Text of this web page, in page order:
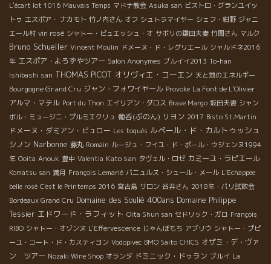
L'écart lot 1016 Mauvais Temps マドナ教会 Asuka san ビストロ・グランユイッ
トゥ エスポア・ ナカモト 竹ノ内さん オフ シュトラマイヤー シェフ・紺野 ジャニ
エール村 vin rosé シャトー・ピュエッシュ・オ サボリの鎌田夫妻 竹間さん マルク
Bruno Schueller Vincent Moulin ドメーヌ・ド・レグリエール シャルドネ2016
年 エスポア・よろずやツアー Salon Anonymes ブルイイ2013 To-han
Ishibashi san THOMAS PICOT オリヴィエ・コーエン 天と地のエネルギー
Bourgogne Grand Cru ジャン・フォワイヤール Provoke La Font de L'Olivier
アルマ・マテル Port du Thon エイリアン・ダロス Brave Margo 坂田夫妻 シャン
ボル・ミュージニ・プルミエクリュ 葡呑(ぶのん) リヨン 2017 Bisto St.Martin
ドメーヌ・ダミアン・ビュロー Les toqués ルペール・ド・カルトゥッシュ
シノン Narbonne 藤丸 Romain ルージュ・フイユ・ド・ポール・ウジェンヌ1994
年 Ooita Anouk 豊中 Valentia Kato san タヴェル・ロゼ カミーユ・ラピエール
Komatsu san 満月 François Lemarié バニュルス・シュール・メール L'Echappee
belle rosé C'est le Printemps 2016 宮古島 サロン 谷井さん 2018年・パリ試飲会
Bordeaux Grand Cru Domaine des Soulié 400ans Domaine Philippe
Tessier エドワード・ラフィット Oita Shun san セドリック・ガロ François
RIBO シャトー・オゾンヌ L'Effervescence じゃんぼもち アブリウ シャトー・プピ
ーユ・コート・ド・カスティヨン Vodopivec BMO Saito CHICS オザミ・デ・ヴァ
ン ツアー Nozaki Wine Shop オランダ ドミニック・ドゥラン ブルイ La